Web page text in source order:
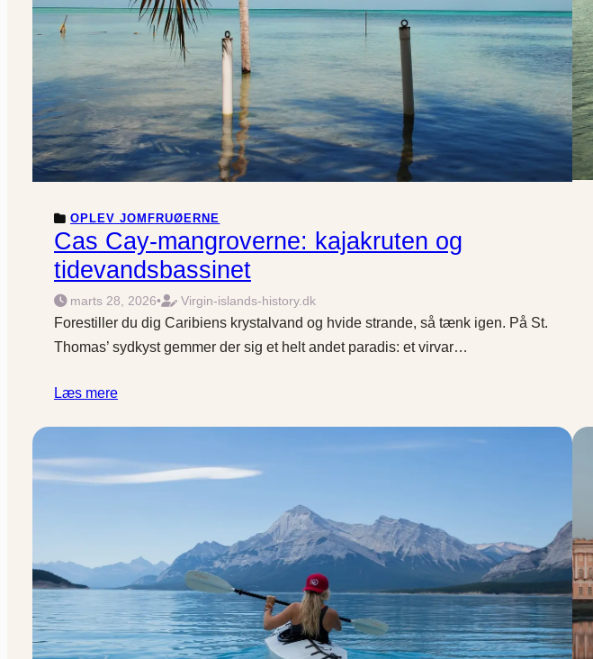
OPLEV JOMFRUØERNE
Cas Cay-mangroverne: kajakruten og
tidevandsbassinet
marts 28, 2026• Virgin-islands-history.dk
Forestiller du dig Caribiens krystalvand og hvide strande, så tænk igen. På St.
Thomas’ sydkyst gemmer der sig et helt andet paradis: et virvar…
Læs mere